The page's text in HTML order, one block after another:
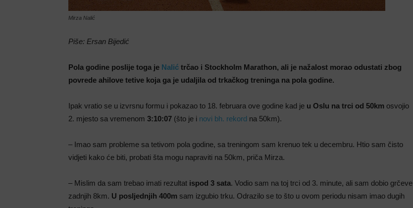
Mirza Nalić
Piše: Ersan Bijedić
Pola godine poslije toga je Nalić trčao i Stockholm Marathon, ali je nažalost morao odustati zbog
povrede ahilove tetive koja ga je udaljila od trkačkog treninga na pola godine.
Ipak vratio se u izvrsnu formu i pokazao to 18. februara ove godine kad je u Oslu na trci od 50km osvojio
2. mjesto sa vremenom 3:10:07 (što je i novi bh. rekord na 50km).
– Imao sam probleme sa tetivom pola godine, sa treningom sam krenuo tek u decembru. Htio sam čisto
vidjeti kako će biti, probati šta mogu napraviti na 50km, priča Mirza.
– Mislim da sam trebao imati rezultat ispod 3 sata. Vodio sam na toj trci od 3. minute, ali sam dobio grčeve
zadnjih 8km. U posljednjih 400m sam izgubio trku. Odrazilo se to što u ovom periodu nisam imao dugih